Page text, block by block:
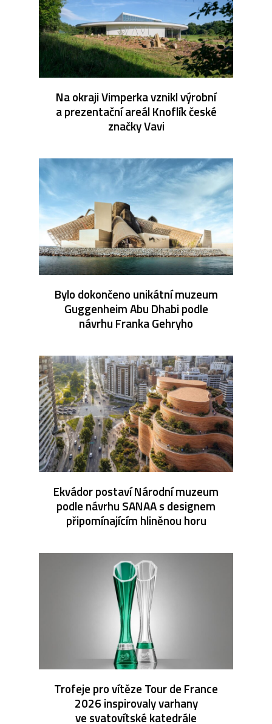
Na okraji Vimperka vznikl výrobní
a prezentační areál Knoflík české
značky Vavi
Bylo dokončeno unikátní muzeum
Guggenheim Abu Dhabi podle
návrhu Franka Gehryho
Ekvádor postaví Národní muzeum
podle návrhu SANAA s designem
připomínajícím hliněnou horu
Trofeje pro vítěze Tour de France
2026 inspirovaly varhany
ve svatovítské katedrále